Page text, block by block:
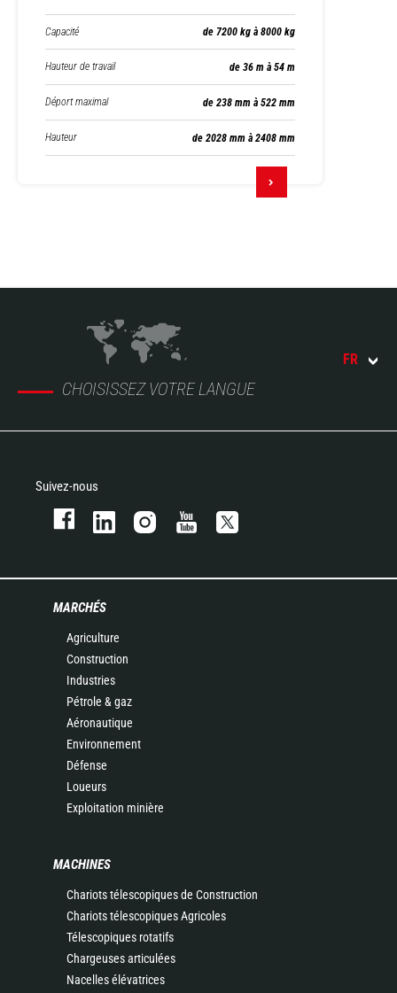
Capacité de 7200 kg à 8000 kg
Hauteur de travail de 36 m à 54 m
Déport maximal de 238 mm à 522 mm
Hauteur de 2028 mm à 2408 mm
CHOISISSEZ VOTRE LANGUE
FR
Suivez-nous
MARCHÉS
Agriculture
Construction
Industries
Pétrole & gaz
Aéronautique
Environnement
Défense
Loueurs
Exploitation minière
MACHINES
Chariots télescopiques de Construction
Chariots télescopiques Agricoles
Télescopiques rotatifs
Chargeuses articulées
Nacelles élévatrices